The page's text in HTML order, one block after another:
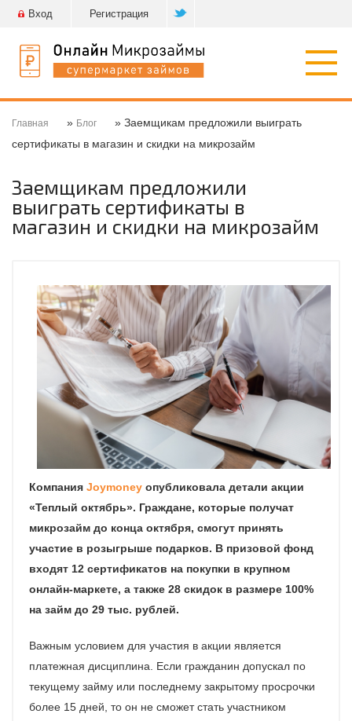
Вход Регистрация
Главная » Блог
» Заемщикам предложили выиграть
сертификаты в магазин и скидки на микрозайм
Заемщикам предложили
выиграть сертификаты в
магазин и скидки на микрозайм
Компания Joymoney опубликовала детали акции
«Теплый октябрь». Граждане, которые получат
микрозайм до конца октября, смогут принять
участие в розыгрыше подарков. В призовой фонд
входят 12 сертификатов на покупки в крупном
онлайн-маркете, а также 28 скидок в размере 100%
на займ до 29 тыс. рублей.
Важным условием для участия в акции является
платежная дисциплина. Если гражданин допускал по
текущему займу или последнему закрытому просрочки
более 15 дней, то он не сможет стать участником